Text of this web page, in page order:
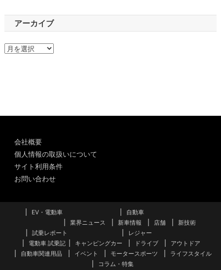
アーカイブ
ア
会社概要
個人情報の取扱いについて
サイト利用条件
お問い合わせ
EV・電動車
自動車
業界ニュース
新車情報 店舗
新技術
試乗レポート
電動車 試乗記
レジャー
キャンピングカー
ドライブ
アウトドア
自動車関連用品
イベント モータースポーツ
ライフスタイル
コラム・特集